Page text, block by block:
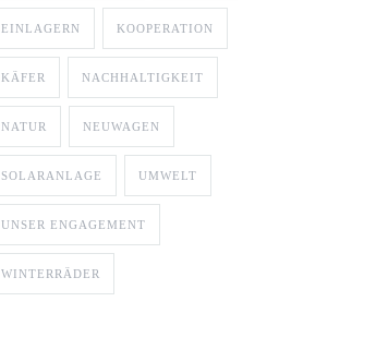
EINLAGERN KOOPERATION
KÄFER NACHHALTIGKEIT
NATUR NEUWAGEN
SOLARANLAGE UMWELT
UNSER ENGAGEMENT
WINTERRÄDER